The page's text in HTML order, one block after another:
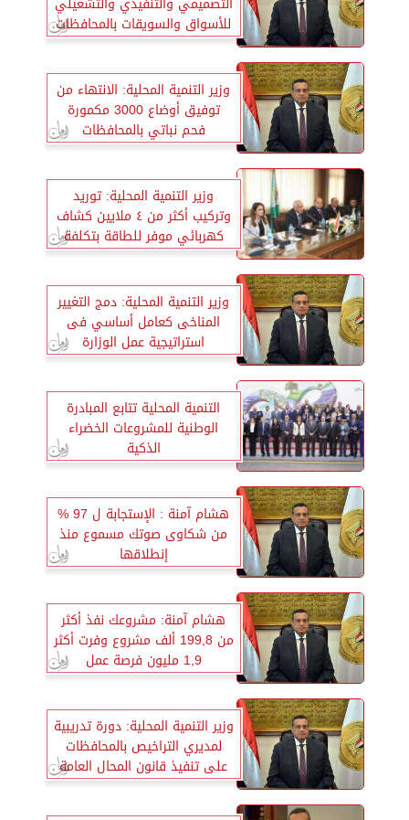
للأسواق والسويقات بالمحافظات
وزير التنمية المحلية: الانتهاء من
توفيق أوضاع 3000 مكمورة
فحم نباتي بالمحافظات
وزير التنمية المحلية: توريد
وتركيب أكثر من ٤ ملايين كشاف
كهربائي موفر للطاقة بتكلفة
٣،٥ مليار جنيه
وزير التنمية المحلية: دمج التغيير
المناخى كعامل أساسي فى
استراتيجية عمل الوزارة
التنمية المحلية تتابع المبادرة
الوطنية للمشروعات الخضراء
الذكية
هشام آمنة : الإستجابة ل 97 %
من شكاوى صوتك مسموع منذ
إنطلاقها
هشام آمنة: مشروعك نفذ أكثر
من 199,8 ألف مشروع وفرت أكثر
1,9 مليون فرصة عمل
وزير التنمية المحلية: دورة تدريبية
لمديري التراخيص بالمحافظات
على تنفيذ قانون المحال العامة